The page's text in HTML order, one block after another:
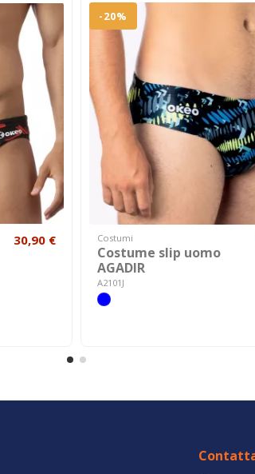
30,90 €
-20%
Costumi
Costume slip uomo
AGADIR
A2101J